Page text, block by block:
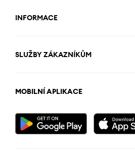
INFORMACE
SLUŽBY ZÁKAZNÍKŮM
MOBILNÍ APLIKACE